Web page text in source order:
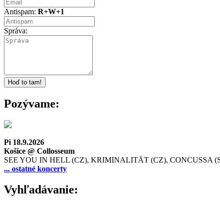
Antispam: R+W+1
Správa:
Pozývame:
Pi 18.9.2026
Košice @ Collosseum
SEE YOU IN HELL (CZ), KRIMINALITÄT (CZ), CONCUSSA
... ostatné koncerty
Vyhľadávanie: